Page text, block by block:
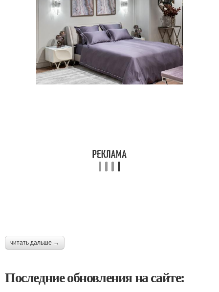
читать дальше →
Последние обновления на сайте: